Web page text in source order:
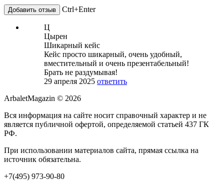
Ctrl+Enter
Ц
Цырен
Шикарный кейс
Кейс просто шикарный, очень удобный,
вместительный и очень презентабельный!
Брать не раздумывая!
29 апреля 2025 ответить
ArbaletMagazin © 2026
Вся информация на сайте носит справочный характер и не
является публичной офертой, определяемой статьей 437 ГК
РФ.
При использовании материалов сайта, прямая ссылка на
источник обязательна.
+7(495) 973-90-80